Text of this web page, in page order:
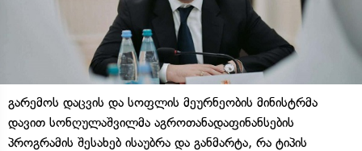
გარემოს დაცვის და სოფლის მეურნეობის მინისტრმა
დავით სონღულაშვილმა აგროთანადაფინანსების
პროგრამის შესახებ ისაუბრა და განმარტა, რა ტიპის